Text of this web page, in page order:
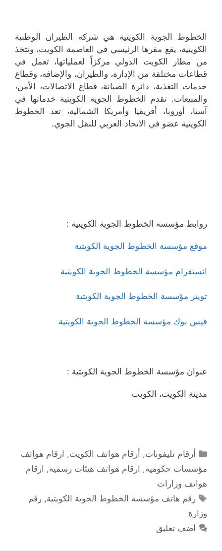
الخطوط الجوية الكويتية هي شركة الطيران الوطنية
الكويتية، يقع مقرها الرئيسي في العاصمة الكويت، وتتخذ
من مطار الكويت الدولي مركزاً لعملياتها، تعمل في
قطاعات مختلفة من الإدارة، والطيران، والإضافة، وقطاع
خدمات التغذية، دائرة الصيانة، قطاع الاتصالات، الأمن،
والمبيعات. تقدم الخطوط الجوية الكويتية خدماتها في
آسيا، أوروبا، أفريقيا وأمريكا الشمالية، تعد الخطوط
الكويتية عضو في الاتحاد العربي للنقل الجوي.
روابط مؤسسة الخطوط الجوية الكويتية :
موقع مؤسسة الخطوط الجوية الكويتية
انستقرام مؤسسة الخطوط الجوية الكويتية
تويتر مؤسسة الخطوط الجوية الكويتية
فيس بوك مؤسسة الخطوط الجوية الكويتية
عنوان مؤسسة الخطوط الجوية الكويتية :
مدينة الكويت، الكويت
التصنيفات
أرقام تليفونات, أرقام هواتف الكويت, ارقام هواتف
مؤسسات حكومية, ارقام هواتف هيئات رسمية, ارقام
هواتف وزارات
الوسوم
رقم هاتف مؤسسة الخطوط الجوية الكويتية,رقم
وزارة
أضف تعليق